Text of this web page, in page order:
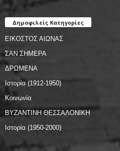
Δημοφιλείς Κατηγορίες
ΕΙΚΟΣΤΟΣ ΑΙΩΝΑΣ
ΣΑΝ ΣΗΜΕΡΑ
ΔΡΩΜΕΝΑ
Ιστορία (1912-1950)
Κοινωνία
ΒΥΖΑΝΤΙΝΗ ΘΕΣΣΑΛΟΝΙΚΗ
Ιστορία (1950-2000)